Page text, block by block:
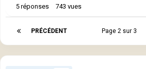
5 réponses 743 vues
PRÉCÉDENT Page 2 sur 3